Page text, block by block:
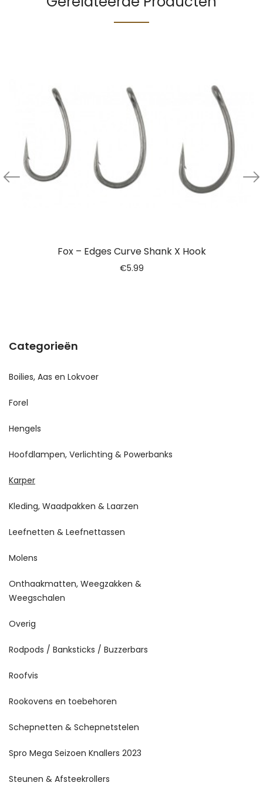
Fox – Edges Curve Shank X Hook
€5.99
Categorieën
Boilies, Aas en Lokvoer
Forel
Hengels
Hoofdlampen, Verlichting & Powerbanks
Karper
Kleding, Waadpakken & Laarzen
Leefnetten & Leefnettassen
Molens
Onthaakmatten, Weegzakken &
Weegschalen
Overig
Rodpods / Banksticks / Buzzerbars
Roofvis
Rookovens en toebehoren
Schepnetten & Schepnetstelen
Spro Mega Seizoen Knallers 2023
Steunen & Afsteekrollers